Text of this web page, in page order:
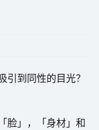
到同性的目光？
脸」，「身材」和